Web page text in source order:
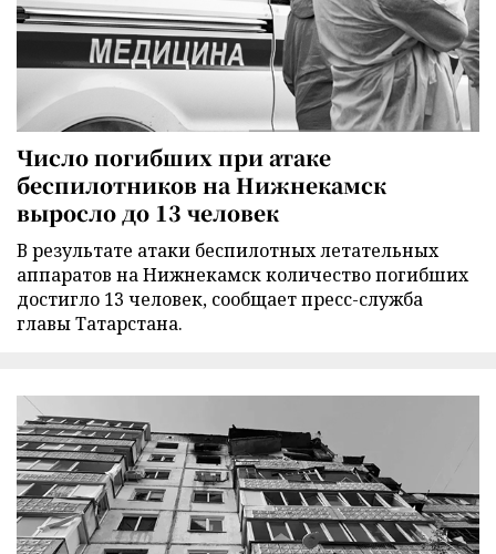
Число погибших при атаке
беспилотников на Нижнекамск
выросло до 13 человек
В результате атаки беспилотных летательных
аппаратов на Нижнекамск количество погибших
достигло 13 человек, сообщает пресс-служба
главы Татарстана.